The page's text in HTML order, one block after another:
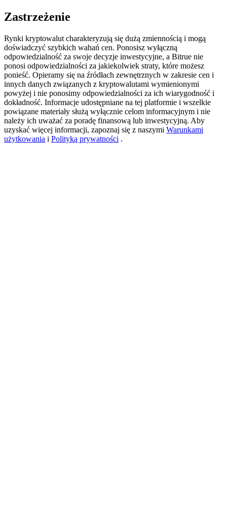
Share 500000 CASHCAT prize pool
Exclusive for BitMart Users
Register & Trade to Win 500,000 USDT
Zastrzeżenie
Rynki kryptowalut charakteryzują się dużą zmiennością i mogą
doświadczyć szybkich wahań cen. Ponosisz wyłączną
odpowiedzialność za swoje decyzje inwestycyjne, a Bitrue nie
ponosi odpowiedzialności za jakiekolwiek straty, które możesz
ponieść. Opieramy się na źródłach zewnętrznych w zakresie cen i
innych danych związanych z kryptowalutami wymienionymi
powyżej i nie ponosimy odpowiedzialności za ich wiarygodność i
dokładność. Informacje udostępniane na tej platformie i wszelkie
powiązane materiały służą wyłącznie celom informacyjnym i nie
należy ich uważać za poradę finansową lub inwestycyjną. Aby
uzyskać więcej informacji, zapoznaj się z naszymi Warunkami
użytkowania i Polityką prywatności .